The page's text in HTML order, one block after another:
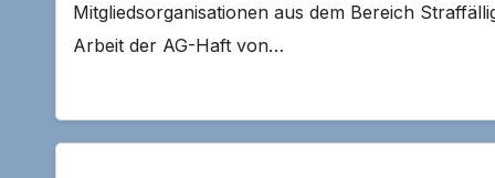
Mitgliedsorganisationen aus dem Bereich
Arbeit der AG-Haft von…